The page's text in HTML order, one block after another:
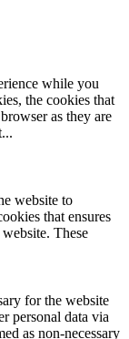
while you
the cookies that
as they are
...
website to
that ensures
These
for the website
personal data via
as non-necessary